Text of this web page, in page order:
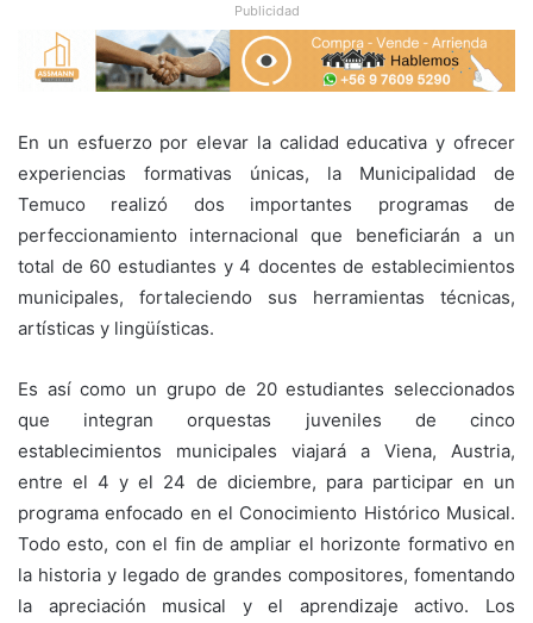
Publicidad
En un esfuerzo por elevar la calidad educativa y ofrecer
experiencias formativas únicas, la Municipalidad de
Temuco realizó dos importantes programas de
perfeccionamiento internacional que beneficiarán a un
total de 60 estudiantes y 4 docentes de establecimientos
municipales, fortaleciendo sus herramientas técnicas,
artísticas y lingüísticas.
Es así como un grupo de 20 estudiantes seleccionados
que integran orquestas juveniles de cinco
establecimientos municipales viajará a Viena, Austria,
entre el 4 y el 24 de diciembre, para participar en un
programa enfocado en el Conocimiento Histórico Musical.
Todo esto, con el fin de ampliar el horizonte formativo en
la historia y legado de grandes compositores, fomentando
la apreciación musical y el aprendizaje activo. Los